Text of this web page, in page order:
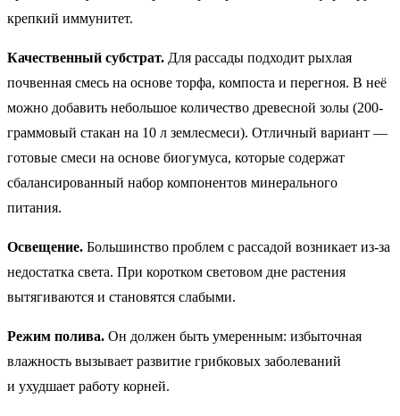
крепкий иммунитет.
Качественный субстрат. Для рассады подходит рыхлая
почвенная смесь на основе торфа, компоста и перегноя. В неё
можно добавить небольшое количество древесной золы (200-
граммовый стакан на 10 л землесмеси). Отличный вариант —
готовые смеси на основе биогумуса, которые содержат
сбалансированный набор компонентов минерального
питания.
Освещение. Большинство проблем с рассадой возникает из-за
недостатка света. При коротком световом дне растения
вытягиваются и становятся слабыми.
Режим полива. Он должен быть умеренным: избыточная
влажность вызывает развитие грибковых заболеваний
и ухудшает работу корней.